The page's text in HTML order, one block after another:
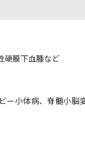
硬膜下血腫など
ー小体病、脊髄小脳